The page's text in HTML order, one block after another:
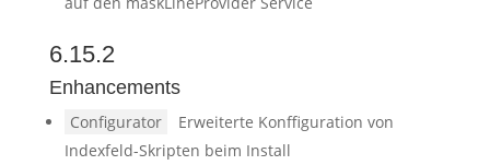
6.15.2
Enhancements
Configurator
Erweiterte Konffiguration von
Indexfeld-Skripten beim Install